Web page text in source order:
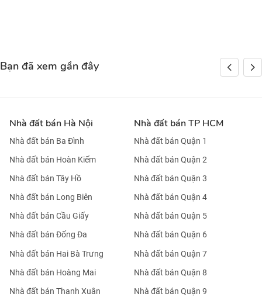
Bạn đã xem gần đây
Nhà đất bán Hà Nội
Nhà đất bán Ba Đình
Nhà đất bán Hoàn Kiếm
Nhà đất bán Tây Hồ
Nhà đất bán Long Biên
Nhà đất bán Cầu Giấy
Nhà đất bán Đống Đa
Nhà đất bán Hai Bà Trưng
Nhà đất bán Hoàng Mai
Nhà đất bán Thanh Xuân
Nhà đất bán TP HCM
Nhà đất bán Quận 1
Nhà đất bán Quận 2
Nhà đất bán Quận 3
Nhà đất bán Quận 4
Nhà đất bán Quận 5
Nhà đất bán Quận 6
Nhà đất bán Quận 7
Nhà đất bán Quận 8
Nhà đất bán Quận 9